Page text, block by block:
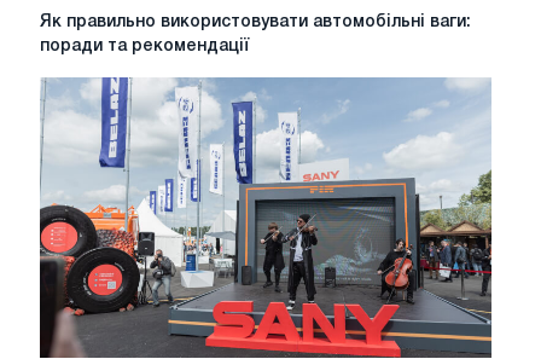
Як
правильно
автомобільні
ваги:
поради
та
рекомендації
Як правильно використовувати автомобільні ваги: ​​
поради та рекомендації